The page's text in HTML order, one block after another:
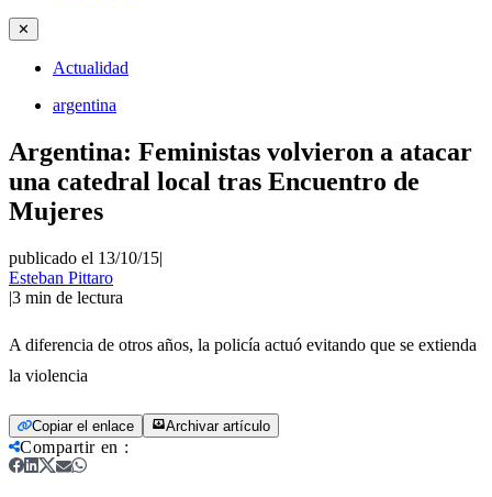
✕
Actualidad
argentina
Argentina: Feministas volvieron a atacar
una catedral local tras Encuentro de
Mujeres
publicado el 13/10/15|
Esteban Pittaro
|3 min de lectura
A diferencia de otros años, la policía actuó evitando que se extienda
la violencia
Copiar el enlace Archivar artículo
Compartir en :